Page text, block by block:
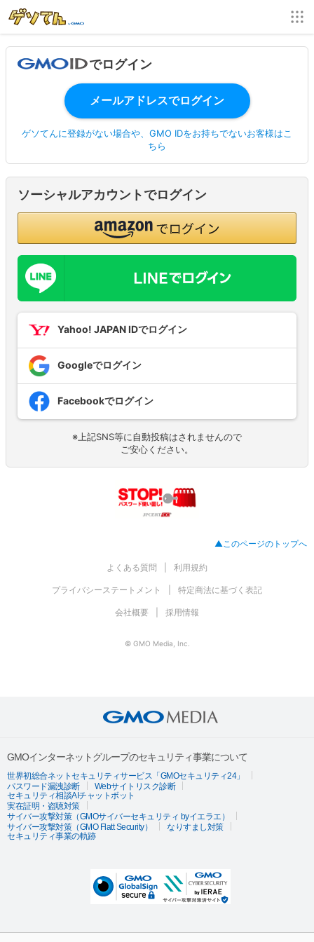
でログイン
ゲソてんに登録がない場合や、GMO IDをお持ちでないお客様はこ
ちら
ソーシャルアカウントでログイン
Yahoo! JAPAN IDでログイン
Googleでログイン
Facebookでログイン
※上記SNS等に自動投稿はされませんので
ご安心ください。
▲このページのトップへ
よくある質問 利用規約
プライバシーステートメント 特定商法に基づく表記
会社概要 採用情報
© GMO Media, Inc.
GMOインターネットグループのセキュリティ事業について
世界初総合ネットセキュリティサービス「GMOセキュリティ24」
パスワード漏洩診断
Webサイトリスク診断
セキュリティ相談AIチャットボット
実在証明・盗聴対策
サイバー攻撃対策（GMOサイバーセキュリティ byイエラエ）
サイバー攻撃対策（GMO Flatt Security）
なりすまし対策
セキュリティ事業の軌跡